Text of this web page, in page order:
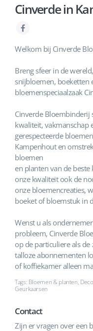
Cinverde in
Welkom bij Cinverde
Breng sfeer in de
snijbloemen, boeketten
bloemenspeciaalzaak
Cinverde Bloembinderij
kwaliteit, vakmanschap
gerespecteerde
Kampenhout en
bloemen
en planten van de
onze kwaliteit ook de
onze bloemencreaties,
boeket of bloemstuk in
Wenst u als
probleem, Cinverde
op de particuliere als
talloze abonnementen
of koffiekamer alleen
Tags: Bloemen & planten,
Geurkaarsen
Contact
Zijn er vragen over een